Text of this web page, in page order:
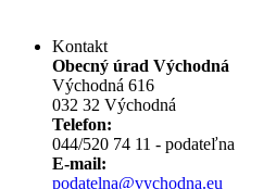
Kontakt
Obecný úrad Východná
Východná 616
032 32 Východná
Telefon:
044/520 74 11 - podateľna
E-mail:
podatelna@vychodna.eu